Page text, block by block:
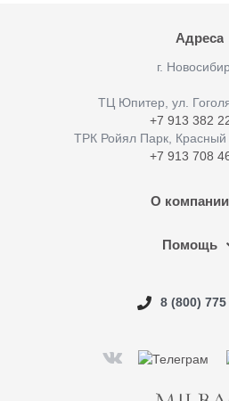
Адреса
г.
ТЦ Юпитер, ул.
+7 913 382
ТРК Ройял Парк, Красный
+7 913 708
О компании
Помощь
8 (800)